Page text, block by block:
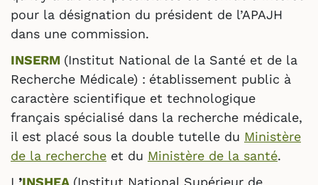
pour la désignation du président de l’APAJH
dans une commission.
INSERM (Institut National de la Santé et de la
Recherche Médicale) : établissement public à
caractère scientifique et technologique
français spécialisé dans la recherche médicale,
il est placé sous la double tutelle du Ministère
de la recherche et du Ministère de la santé.
L’INSHEA (Institut National Supérieur de